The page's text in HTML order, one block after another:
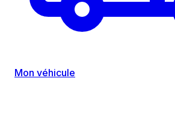
Mon véhicule